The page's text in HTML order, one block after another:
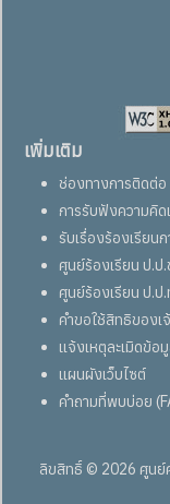
เพิ่มเติม
ช่องทางการติดต่อ
การรับฟังความคิด
รับเรื่องร้องเรียน
ศูนย์ร้องเรียน ป.ป.
ศูนย์ร้องเรียน ป.ป.
คำขอใช้สิทธิของ
แจ้งเหตุละเมิดข้อ
แผนผังเว็บไซต์
คำถามที่พบบ่อย
ลิขสิทธิ์ © 2026 ศูนย์